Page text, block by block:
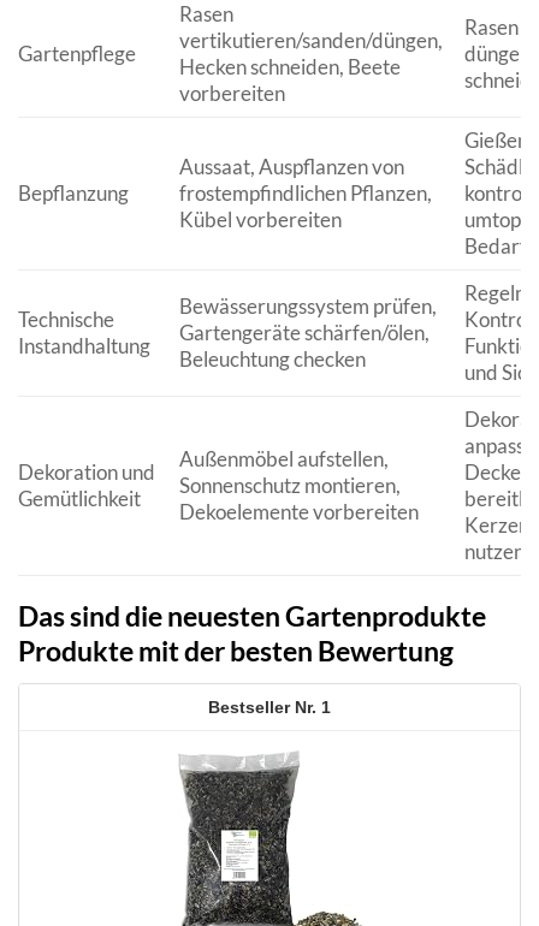
Gartenpflege
Rasen
vertikutieren/sanden/düngen,
Hecken schneiden, Beete
vorbereiten
Rasen
Bepflanzung
Aussaat, Auspflanzen von
frostempfindlichen Pflanzen,
Kübel vorbereiten
Gießen,
Bedarf
Technische
Instandhaltung
Bewässerungssystem prüfen,
Gartengeräte schärfen/ölen,
Beleuchtung checken
und
Dekoration und
Gemütlichkeit
Außenmöbel aufstellen,
Sonnenschutz montieren,
Dekoelemente vorbereiten
nutzen
Das sind die neuesten Gartenprodukte
Produkte mit der besten Bewertung
1